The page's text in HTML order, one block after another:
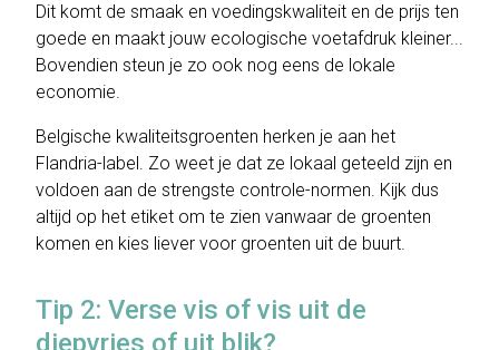
Dit komt de smaak en voedingskwaliteit en de prijs ten
goede en maakt jouw ecologische voetafdruk kleiner...
Bovendien steun je zo ook nog eens de lokale
economie.
Belgische kwaliteitsgroenten herken je aan het
Flandria-label. Zo weet je dat ze lokaal geteeld zijn en
voldoen aan de strengste controle-normen. Kijk dus
altijd op het etiket om te zien vanwaar de groenten
komen en kies liever voor groenten uit de buurt.
Tip 2: Verse vis of vis uit de